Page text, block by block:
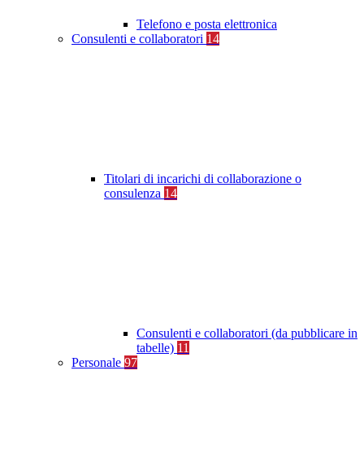
Telefono e posta elettronica
Consulenti e collaboratori 14
Titolari di incarichi di collaborazione o
consulenza 14
Consulenti e collaboratori (da pubblicare in
tabelle) 11
Personale 97